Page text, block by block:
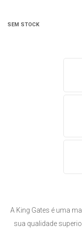
SEM STOCK
A King Gates é uma
sua qualidade